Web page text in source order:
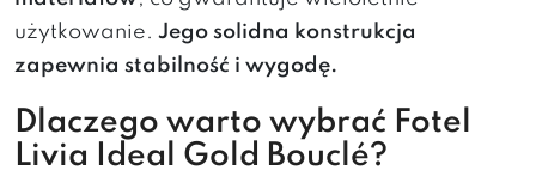
użytkowanie. Jego solidna konstrukcja
zapewnia stabilność i wygodę.
Dlaczego warto wybrać Fotel
Livia Ideal Gold Bouclé?